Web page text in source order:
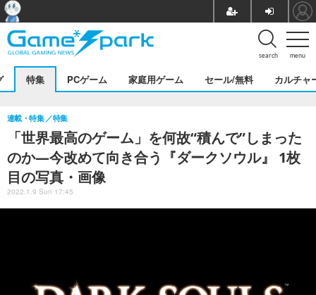
menu
search
特集 PCゲーム 家庭用ゲーム セール/無料 カルチャ
「世界最高のゲーム」を何故“積んで”しまった
のか―今改めて向き合う『ダークソウル』 1枚
目の写真・画像
連載・特集 特集
2022.1.9 Sun 17:45